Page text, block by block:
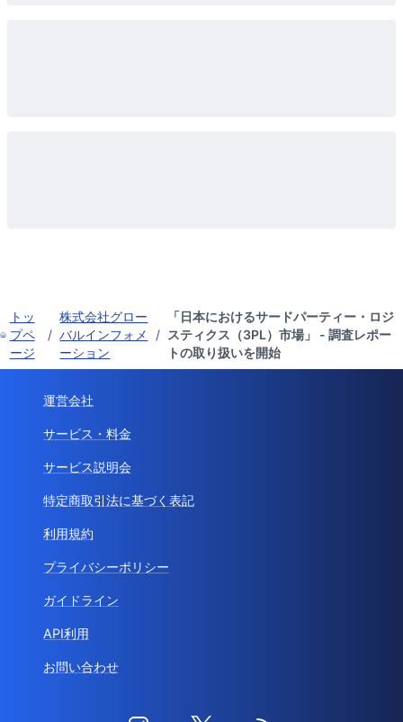
トッ
プペ
ージ
/
株式会社グロー
バルインフォメ
ーション
/
「日本におけるサードパーティー・ロジ
スティクス（3PL）市場」 - 調査レポー
トの取り扱いを開始
運営会社
サービス・料金
サービス説明会
特定商取引法に基づく表記
利用規約
プライバシーポリシー
ガイドライン
API利用
お問い合わせ